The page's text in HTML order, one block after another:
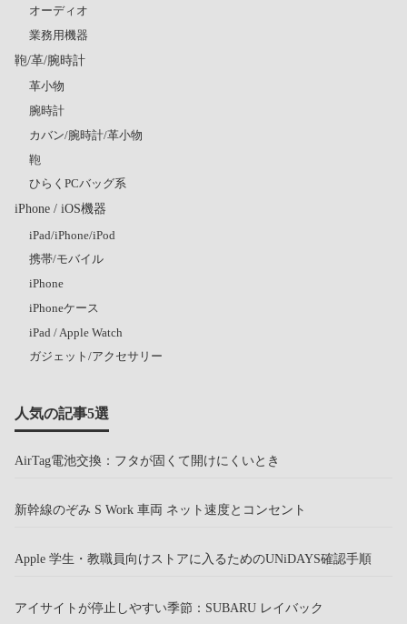
オーディオ
業務用機器
鞄/革/腕時計
革小物
腕時計
カバン/腕時計/革小物
鞄
ひらくPCバッグ系
iPhone / iOS機器
iPad/iPhone/iPod
携帯/モバイル
iPhone
iPhoneケース
iPad / Apple Watch
ガジェット/アクセサリー
人気の記事5選
AirTag電池交換：フタが固くて開けにくいとき
新幹線のぞみ S Work 車両 ネット速度とコンセント
Apple 学生・教職員向けストアに入るためのUNiDAYS確認手順
アイサイトが停止しやすい季節：SUBARU レイバック